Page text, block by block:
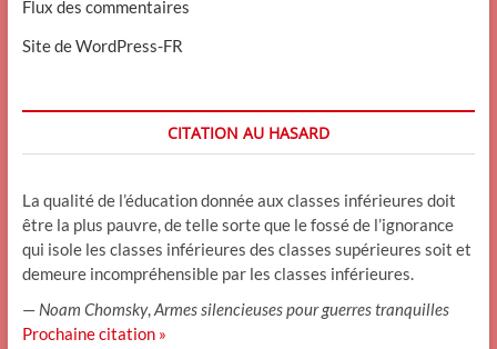
Flux des commentaires
Site de WordPress-FR
CITATION AU HASARD
La qualité de l’éducation donnée aux classes inférieures doit
être la plus pauvre, de telle sorte que le fossé de l’ignorance
qui isole les classes inférieures des classes supérieures soit et
demeure incompréhensible par les classes inférieures.
— Noam Chomsky, Armes silencieuses pour guerres tranquilles
Prochaine citation »